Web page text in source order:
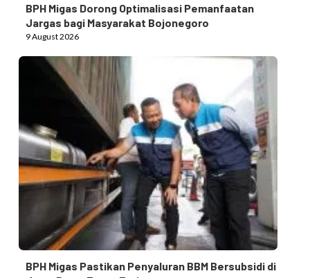
BPH Migas Dorong Optimalisasi Pemanfaatan
Jargas bagi Masyarakat Bojonegoro
9 August 2026
BPH Migas Pastikan Penyaluran BBM Bersubsidi di